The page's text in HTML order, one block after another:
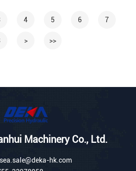
4 5 6 7
> >>
Machinery Co., Ltd.
hk.com